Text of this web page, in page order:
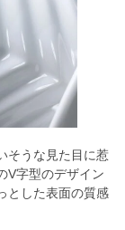
そうな見た目に惹
V字型のデザイン
とした表面の質感